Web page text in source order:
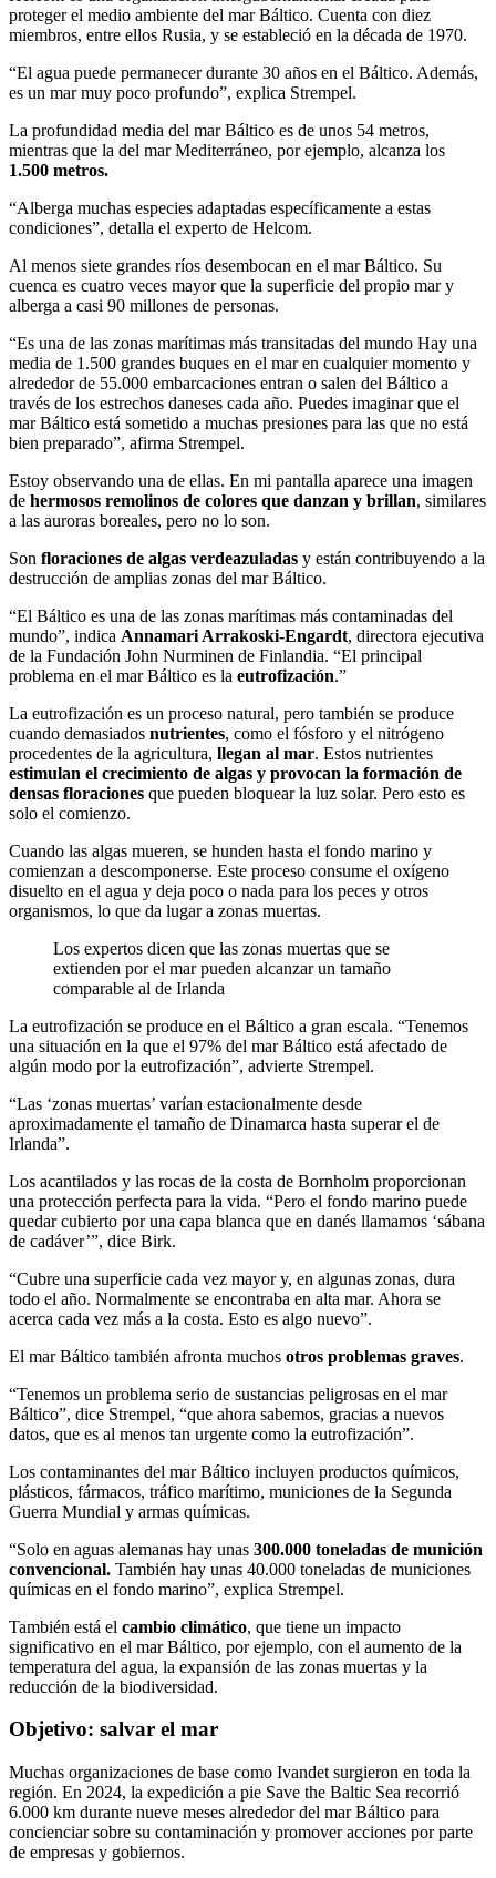
proteger el medio ambiente del mar Báltico. Cuenta con diez
miembros, entre ellos Rusia, y se estableció en la década de 1970.
“El agua puede permanecer durante 30 años en el Báltico. Además,
es un mar muy poco profundo”, explica Strempel.
La profundidad media del mar Báltico es de unos 54 metros,
mientras que la del mar Mediterráneo, por ejemplo, alcanza los
1.500 metros.
“Alberga muchas especies adaptadas específicamente a estas
condiciones”, detalla el experto de Helcom.
Al menos siete grandes ríos desembocan en el mar Báltico. Su
cuenca es cuatro veces mayor que la superficie del propio mar y
alberga a casi 90 millones de personas.
“Es una de las zonas marítimas más transitadas del mundo Hay una
media de 1.500 grandes buques en el mar en cualquier momento y
alrededor de 55.000 embarcaciones entran o salen del Báltico a
través de los estrechos daneses cada año. Puedes imaginar que el
mar Báltico está sometido a muchas presiones para las que no está
bien preparado”, afirma Strempel.
Estoy observando una de ellas. En mi pantalla aparece una imagen
de hermosos remolinos de colores que danzan y brillan, similares
a las auroras boreales, pero no lo son.
Son floraciones de algas verdeazuladas y están contribuyendo a la
destrucción de amplias zonas del mar Báltico.
“El Báltico es una de las zonas marítimas más contaminadas del
mundo”, indica Annamari Arrakoski-Engardt, directora ejecutiva
de la Fundación John Nurminen de Finlandia. “El principal
problema en el mar Báltico es la eutrofización.”
La eutrofización es un proceso natural, pero también se produce
cuando demasiados nutrientes, como el fósforo y el nitrógeno
procedentes de la agricultura, llegan al mar. Estos nutrientes
estimulan el crecimiento de algas y provocan la formación de
densas floraciones que pueden bloquear la luz solar. Pero esto es
solo el comienzo.
Cuando las algas mueren, se hunden hasta el fondo marino y
comienzan a descomponerse. Este proceso consume el oxígeno
disuelto en el agua y deja poco o nada para los peces y otros
organismos, lo que da lugar a zonas muertas.
Los expertos dicen que las zonas muertas que se
extienden por el mar pueden alcanzar un tamaño
comparable al de Irlanda
La eutrofización se produce en el Báltico a gran escala. “Tenemos
una situación en la que el 97% del mar Báltico está afectado de
algún modo por la eutrofización”, advierte Strempel.
“Las ‘zonas muertas’ varían estacionalmente desde
aproximadamente el tamaño de Dinamarca hasta superar el de
Irlanda”.
Los acantilados y las rocas de la costa de Bornholm proporcionan
una protección perfecta para la vida. “Pero el fondo marino puede
quedar cubierto por una capa blanca que en danés llamamos ‘sábana
de cadáver’”, dice Birk.
“Cubre una superficie cada vez mayor y, en algunas zonas, dura
todo el año. Normalmente se encontraba en alta mar. Ahora se
acerca cada vez más a la costa. Esto es algo nuevo”.
El mar Báltico también afronta muchos otros problemas graves.
“Tenemos un problema serio de sustancias peligrosas en el mar
Báltico”, dice Strempel, “que ahora sabemos, gracias a nuevos
datos, que es al menos tan urgente como la eutrofización”.
Los contaminantes del mar Báltico incluyen productos químicos,
plásticos, fármacos, tráfico marítimo, municiones de la Segunda
Guerra Mundial y armas químicas.
“Solo en aguas alemanas hay unas 300.000 toneladas de munición
convencional. También hay unas 40.000 toneladas de municiones
químicas en el fondo marino”, explica Strempel.
También está el cambio climático, que tiene un impacto
significativo en el mar Báltico, por ejemplo, con el aumento de la
temperatura del agua, la expansión de las zonas muertas y la
reducción de la biodiversidad.
Objetivo: salvar el mar
Muchas organizaciones de base como Ivandet surgieron en toda la
región. En 2024, la expedición a pie Save the Baltic Sea recorrió
6.000 km durante nueve meses alrededor del mar Báltico para
concienciar sobre su contaminación y promover acciones por parte
de empresas y gobiernos.